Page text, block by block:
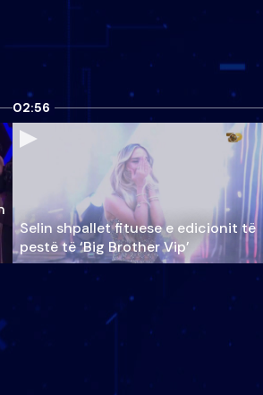
02:56
Selin shpallet fituese e edicionit të
pestë të ‘Big Brother Vip’